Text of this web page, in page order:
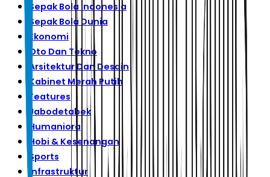
Sepak Bola Indonesia
Sepak Bola Dunia
Ekonomi
Oto Dan Tekno
Arsitektur Dan Desain
Kabinet Merah Putih
Features
Jabodetabek
Humaniora
Hobi & Kesenangan
Sports
Infrastruktur